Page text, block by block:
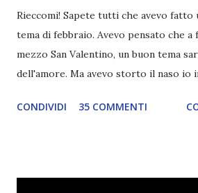
Rieccomi! Sapete tutti che avevo fatto
tema di febbraio. Avevo pensato che a
mezzo San Valentino, un buon tema
dell'amore. Ma avevo storto il naso io
più difficili e fare decidere a voi
CONDIVIDI 35 COMMENTI